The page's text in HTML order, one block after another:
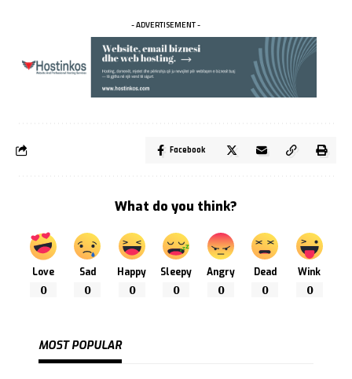
- ADVERTISEMENT -
Facebook
What do you think?
Love
0
Sad
0
Happy
0
Sleepy
0
Angry
0
Dead
0
Wink
0
MOST POPULAR